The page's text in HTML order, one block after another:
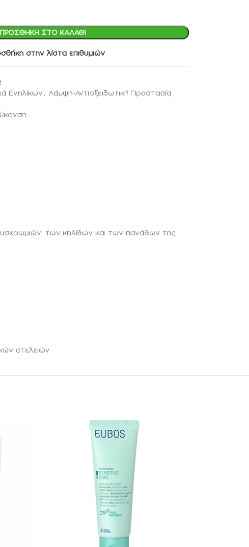
ΠΡΟΣΘΉΚΗ ΣΤΟ ΚΑΛΆΘΙ
στην λίστα επιθυμιών
Ενηλίκων , Λάμψη-Αντιοξειδωτική Προστασία ,
των κηλίδων και των πανάδων της
ατελειών